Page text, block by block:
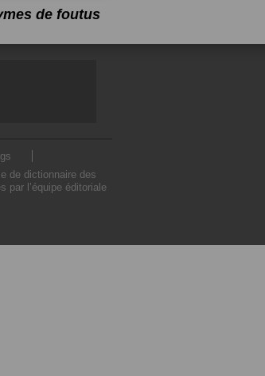
de foutus
de dictionnaire des
par l’équipe éditoriale